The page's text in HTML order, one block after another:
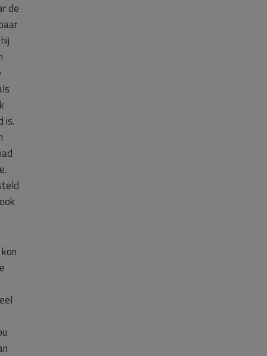
de
is.